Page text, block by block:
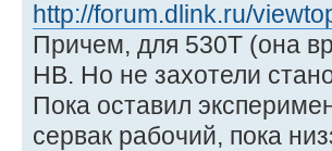
http://forum.dlink.ru/
Причем, для 530Т (она
НВ. Но не захотели
Пока оставил
сервак рабочий, пока